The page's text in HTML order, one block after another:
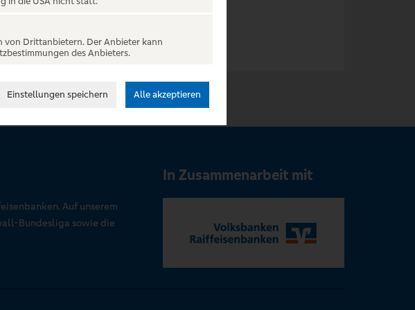
Auf unserem
Bundesliga sowie die
In Zusammenarbeit mit
Drittanbietern. Der Anbieter kann
des Anbieters.
Einstellungen speichern Alle akzeptieren